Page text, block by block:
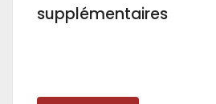
supplémentaires